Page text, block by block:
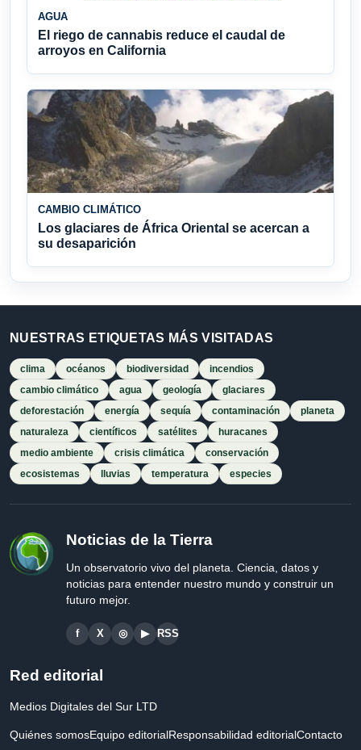
AGUA
El riego de cannabis reduce el caudal de
arroyos en California
CAMBIO CLIMÁTICO
Los glaciares de África Oriental se acercan a
su desaparición
NUESTRAS ETIQUETAS MÁS VISITADAS
clima océanos biodiversidad
incendios
cambio climático
agua geología
glaciares
deforestación
energía sequía contaminación
planeta
naturaleza
científicos satélites
huracanes
medio ambiente
crisis climática
conservación
ecosistemas
lluvias temperatura especies
Noticias de la Tierra
Un observatorio vivo del planeta. Ciencia, datos y
noticias para entender nuestro mundo y construir un
futuro mejor.
f X ◎ ▶ RSS
Red editorial
Medios Digitales del Sur LTD
Quiénes somosEquipo editorialResponsabilidad editorialContacto